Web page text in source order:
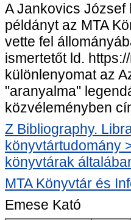
A Jankovics
példányt az MTA
vette fel
ismertetőt ld.
különlenyomat az
"aranyalma"
közvéleményben
Z Bibliography.
könyvtártudomány
könyvtárak
MTA Könyvtár és
Emese Kató